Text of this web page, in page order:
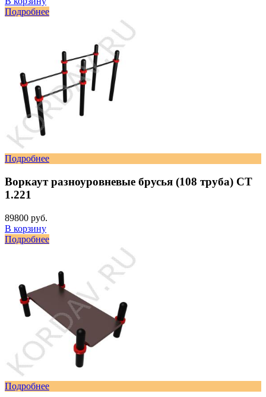
Подробнее
Подробнее
Воркаут разноуровневые брусья (108 труба) СТ
1.221
89800 руб.
В корзину
Подробнее
Подробнее